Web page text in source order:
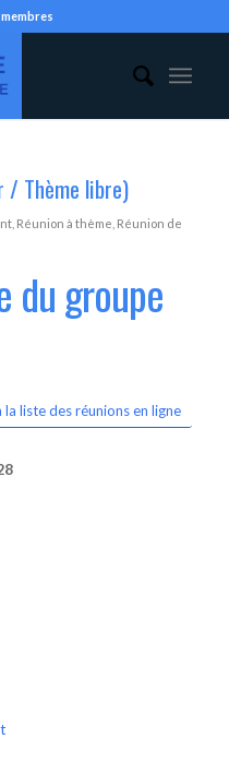
/ Thème libre)
, Réunion à thème Réunion de
du groupe
la liste des réunions en ligne